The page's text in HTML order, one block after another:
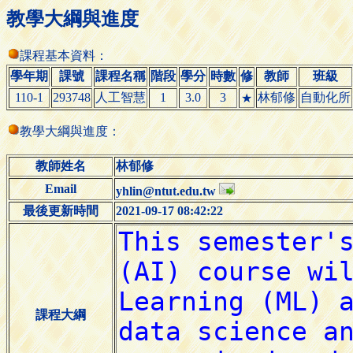
教學大綱與進度
課程基本資料：
學年期
課號 課程名稱 階段 學分 時數 修 教師
班級
110-1
293748 人工智慧 1 3.0 3 ★ 林郁修 自動化所
教學大綱與進度：
教師姓名
林郁修
Email
yhlin@ntut.edu.tw
最後更新時間
2021-09-17 08:42:22
課程大綱